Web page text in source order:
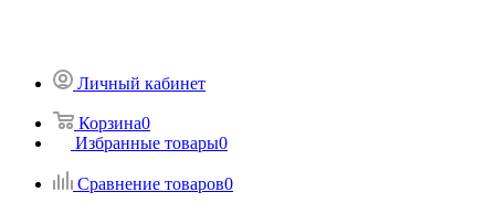
Личный кабинет
Корзина0
Избранные товары0
Сравнение товаров0